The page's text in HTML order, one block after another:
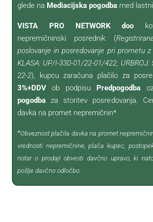
glede na Mediacijska pogodbamed
VISTA PRO NETWORK doo
nepremičninski posrednik (
poslovanje in posredovanje pri prometu
KLASA: UP/I-330-01/22-01/422; URBROJ:
22-2), kupcu zaračuna plačilo za
3%+DDVob podpisu Predpogodba
pogodbaza storitev posredovanja.
davka na promet nepremičnin*
*Obveznost plačila davka na promet
vrednosti nepremičnine, plača kupec,
notar o prodaji obvesti davčno upravo, ki
pošlje davčno odločbo.